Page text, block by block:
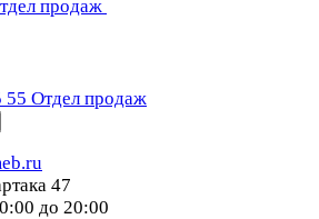
продаж
55 Отдел продаж
47
до 20:00